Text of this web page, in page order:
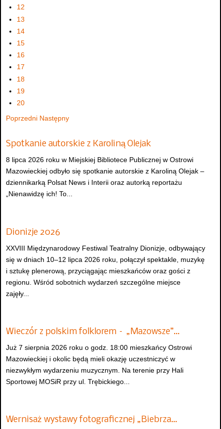
12
13
14
15
16
17
18
19
20
Poprzedni Następny
Spotkanie autorskie z Karoliną Olejak
8 lipca 2026 roku w Miejskiej Bibliotece Publicznej w Ostrowi
Mazowieckiej odbyło się spotkanie autorskie z Karoliną Olejak –
dziennikarką Polsat News i Interii oraz autorką reportażu
„Nienawidzę ich! To...
Dionizje 2026
XXVIII Międzynarodowy Festiwal Teatralny Dionizje, odbywający
się w dniach 10–12 lipca 2026 roku, połączył spektakle, muzykę
i sztukę plenerową, przyciągając mieszkańców oraz gości z
regionu. Wśród sobotnich wydarzeń szczególne miejsce
zajęły...
Wieczór z polskim folklorem – „Mazowsze”…
Już 7 sierpnia 2026 roku o godz. 18:00 mieszkańcy Ostrowi
Mazowieckiej i okolic będą mieli okazję uczestniczyć w
niezwykłym wydarzeniu muzycznym. Na terenie przy Hali
Sportowej MOSiR przy ul. Trębickiego...
Wernisaż wystawy fotograficznej „Biebrza…